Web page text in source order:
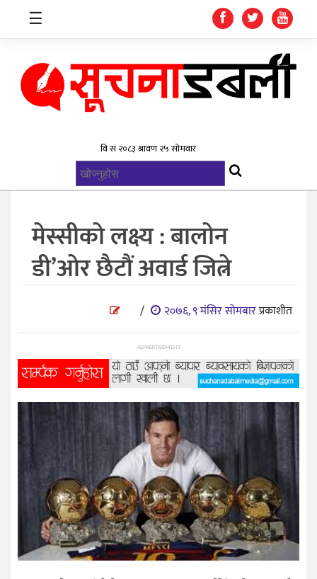
स्वास्थ्य
खेलकुद
विज्ञान
शिक्षा
भिडियो
अन्तर्वाता
☰
मेस्सीको लक्ष्य : बालोन
डी’ओर छैटौं अवार्ड जित्ने
/ २०७६, ९ मंसिर सोमबारप्रकाशीत
ADVERTISEMENT